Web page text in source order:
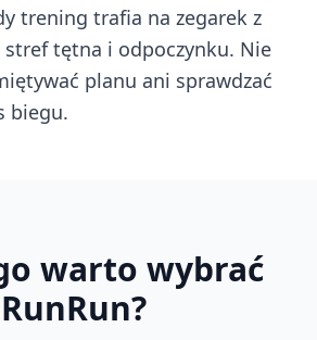
trening trafia na zegarek z
tętna i odpoczynku. Nie
planu ani sprawdzać
biegu.
warto wybrać
RunRun?